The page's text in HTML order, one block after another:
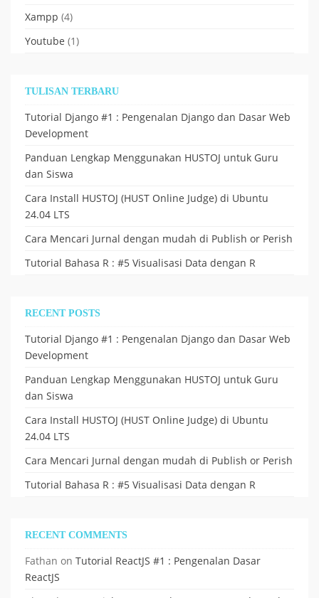
Xampp (4)
Youtube (1)
TULISAN TERBARU
Tutorial Django #1 : Pengenalan Django dan Dasar Web
Development
Panduan Lengkap Menggunakan HUSTOJ untuk Guru
dan Siswa
Cara Install HUSTOJ (HUST Online Judge) di Ubuntu
24.04 LTS
Cara Mencari Jurnal dengan mudah di Publish or Perish
Tutorial Bahasa R : #5 Visualisasi Data dengan R
RECENT POSTS
Tutorial Django #1 : Pengenalan Django dan Dasar Web
Development
Panduan Lengkap Menggunakan HUSTOJ untuk Guru
dan Siswa
Cara Install HUSTOJ (HUST Online Judge) di Ubuntu
24.04 LTS
Cara Mencari Jurnal dengan mudah di Publish or Perish
Tutorial Bahasa R : #5 Visualisasi Data dengan R
RECENT COMMENTS
Fathan on Tutorial ReactJS #1 : Pengenalan Dasar
ReactJS